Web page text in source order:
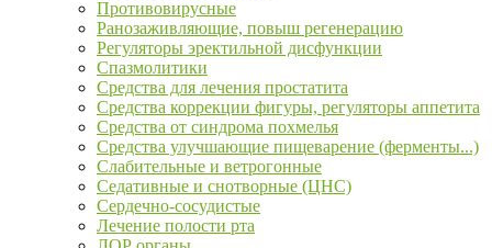
Противовирусные
Ранозаживляющие, повыш регенерацию
Регуляторы эректильной дисфункции
Спазмолитики
Средства для лечения простатита
Средства коррекции фигуры, регуляторы аппетита
Средства от синдрома похмелья
Средства улучшающие пищеварение (ферменты...)
Слабительные и ветрогонные
Седативные и снотворные (ЦНС)
Сердечно-сосудистые
Лечение полости рта